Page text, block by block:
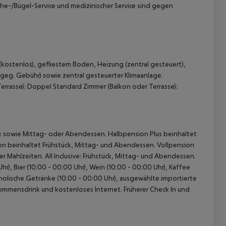
Bügel-Service und medizinischer Service sind gegen
gefliestem Boden, Heizung (zentral gesteuert),
Gebühr) sowie zentral gesteuerter Klimaanlage.
Doppel Standard Zimmer (Balkon oder Terrasse):
sowie Mittag- oder Abendessen. Halbpension Plus beinhaltet
beinhaltet Frühstück, Mittag- und Abendessen. Vollpension
All Inclusive: Frühstück, Mittag- und Abendessen.
Bier (10:00 - 00:00 Uhr), Wein (10:00 - 00:00 Uhr), Kaffee
Getränke (10:00 - 00:00 Uhr), ausgewählte importierte
und kostenloses Internet. Früherer Check In und